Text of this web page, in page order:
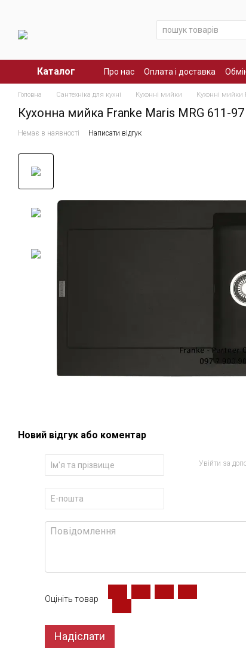
Каталог Про нас Оплата і доставка
Головна Сантехніка для кухні Кухонні мийки Кухонні мийки
Кухонна мийка Franke Maris MRG 611-97
Немає в наявності Написати відгук
Новий відгук або коментар
Увійти за
Оцініть товар
Надіслати